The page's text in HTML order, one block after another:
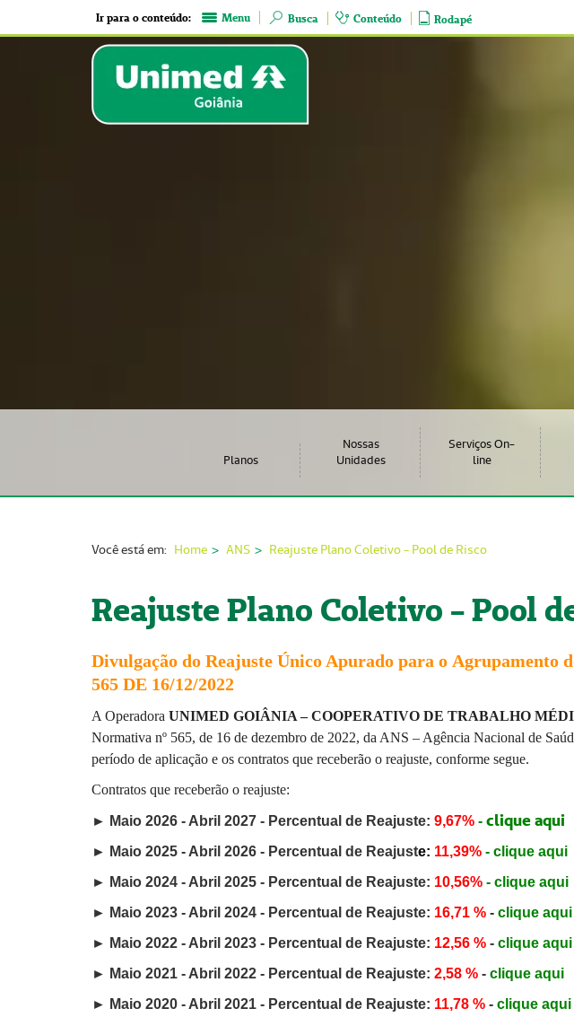
Ir para o conteúdo: Menu Busca Conteúdo Rodapé
Planos
Nossas
Unidades
Serviços On-
line
Você está em: Home ANS Reajuste Plano Coletivo - Pool de Risco
Reajuste Plano Coletivo - Pool
Divulgação do Reajuste Único Apurado para o Agrupamento
565 DE 16/12/2022
A Operadora UNIMED GOIÂNIA – COOPERATIVO DE TRABALHO
Normativa nº 565, de 16 de dezembro de 2022, da ANS – Agência Nacional de Saú
período de aplicação e os contratos que receberão o reajuste, conforme segue.
Contratos que receberão o reajuste:
► Maio 2026 - Abril 2027 - Percentual de Reajuste: 9,67% - clique aqui
► Maio 2025 - Abril 2026 - Percentual de Reajuste: 11,39% - clique aqui
► Maio 2024 - Abril 2025 - Percentual de Reajuste: 10,56% - clique aqui
► Maio 2023 - Abril 2024 - Percentual de Reajuste: 16,71 % - clique aqui
► Maio 2022 - Abril 2023 - Percentual de Reajuste: 12,56 % - clique aqui
► Maio 2021 - Abril 2022 - Percentual de Reajuste: 2,58 % - clique aqui
► Maio 2020 - Abril 2021 - Percentual de Reajuste: 11,78 % - clique aqui